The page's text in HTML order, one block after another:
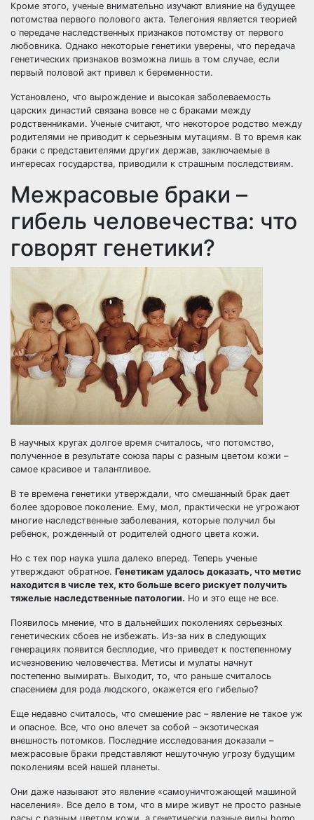
Кроме этого, ученые внимательно изучают влияние на будущее
потомства первого полового акта. Телегония является теорией
о передаче наследственных признаков потомству от первого
любовника. Однако некоторые генетики уверены, что передача
генетических признаков возможна лишь в том случае, если
первый половой акт привел к беременности.
Установлено, что вырождение и высокая заболеваемость
царских династий связана вовсе не с браками между
родственниками. Ученые считают, что некоторое родство между
родителями не приводит к серьезным мутациям. В то время как
браки с представителями других держав, заключаемые в
интересах государства, приводили к страшным последствиям.
Межрасовые браки –
гибель человечества: что
говорят генетики?
В научных кругах долгое время считалось, что потомство,
полученное в результате союза пары с разным цветом кожи –
самое красивое и талантливое.
В те времена генетики утверждали, что смешанный брак дает
более здоровое поколение. Ему, мол, практически не угрожают
многие наследственные заболевания, которые получил бы
ребенок, рожденный от родителей одного цвета кожи.
Но с тех пор наука ушла далеко вперед. Теперь ученые
утверждают обратное. Генетикам удалось доказать, что метис
находится в числе тех, кто больше всего рискует получить
тяжелые наследственные патологии. Но и это еще не все.
Появилось мнение, что в дальнейших поколениях серьезных
генетических сбоев не избежать. Из-за них в следующих
генерациях появится бесплодие, что приведет к постепенному
исчезновению человечества. Метисы и мулаты начнут
постепенно вымирать. Выходит, то, что раньше считалось
спасением для рода людского, окажется его гибелью?
Еще недавно считалось, что смешение рас – явление не такое уж
и опасное. Все, что оно влечет за собой – экзотическая
внешность потомков. Последние исследования доказали –
межрасовые браки представляют нешуточную угрозу будущим
поколениям всей нашей планеты.
Они даже называют это явление «самоуничтожающей машиной
населения». Все дело в том, что в мире живут не просто разные